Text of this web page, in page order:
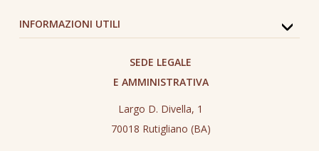
INFORMAZIONI UTILI
SEDE LEGALE
E AMMINISTRATIVA
Largo D. Divella, 1
70018 Rutigliano (BA)